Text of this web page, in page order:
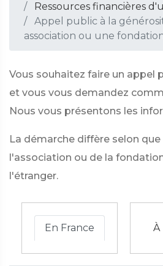
Ressources financières
Appel public à la
association ou une
Vous souhaitez faire un appel
et vous vous demandez
Nous vous présentons les
La démarche diffère selon
l'association ou de la
l'étranger.
En France À